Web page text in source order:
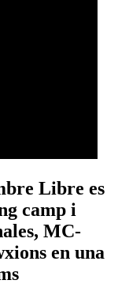
Libre es
camp i
MC-
en una